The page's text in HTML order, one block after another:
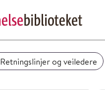
Retningslinjer og veiledere